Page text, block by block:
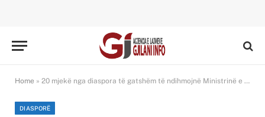
Home » 20 mjekë nga diaspora të gatshëm të ndihmojnë Ministrinë e Shëndetësisë së Kosovës
DIASPORË